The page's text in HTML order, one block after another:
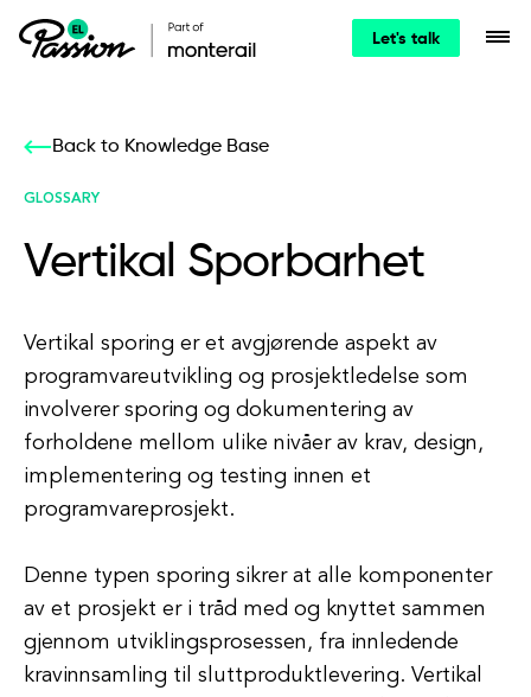
Let's talk
Back to Knowledge Base
GLOSSARY
Vertikal Sporbarhet
Vertikal sporing er et avgjørende aspekt av
programvareutvikling og prosjektledelse som
involverer sporing og dokumentering av
forholdene mellom ulike nivåer av krav, design,
implementering og testing innen et
programvareprosjekt.
Denne typen sporing sikrer at alle komponenter
av et prosjekt er i tråd med og knyttet sammen
gjennom utviklingsprosessen, fra innledende
kravinnsamling til sluttproduktlevering. Vertikal